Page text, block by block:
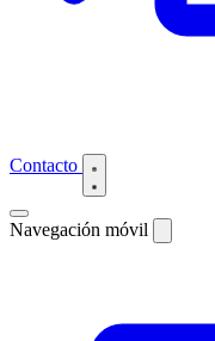
Contacto
Navegación móvil